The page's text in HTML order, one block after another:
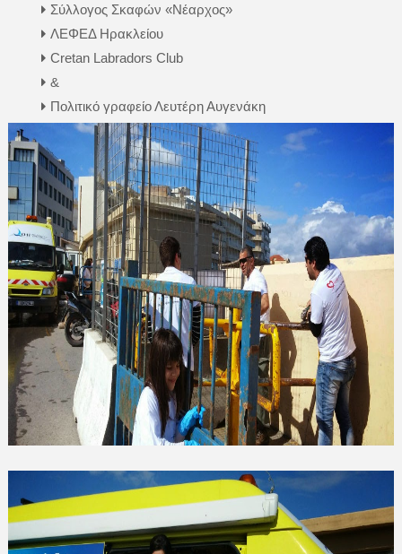
Σύλλογος Σκαφών «Νέαρχος»
ΛΕΦΕΔ Ηρακλείου
Cretan Labradors Club
&
Πολιτικό γραφείο Λευτέρη Αυγενάκη